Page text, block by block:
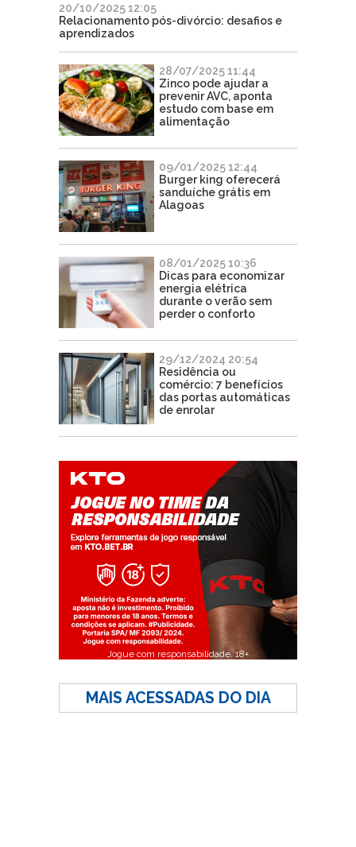
20/10/2025 12:05
Relacionamento pós-divórcio: desafios e
aprendizados
28/07/2025 11:44
Zinco pode ajudar a
prevenir AVC, aponta
estudo com base em
alimentação
09/01/2025 12:44
Burger king oferecerá
sanduíche grátis em
Alagoas
08/01/2025 10:36
Dicas para economizar
energia elétrica
durante o verão sem
perder o conforto
29/12/2024 20:54
Residência ou
comércio: 7 benefícios
das portas automáticas
de enrolar
Jogue com responsabilidade. 18+
MAIS ACESSADAS DO DIA